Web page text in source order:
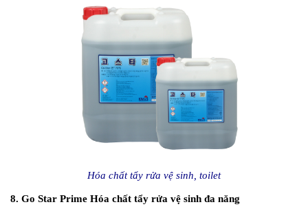
Hóa chất tẩy rửa vệ sinh, toilet
8. Go Star Prime Hóa chất tẩy rửa vệ sinh đa năng